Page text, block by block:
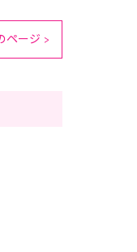
ページ >